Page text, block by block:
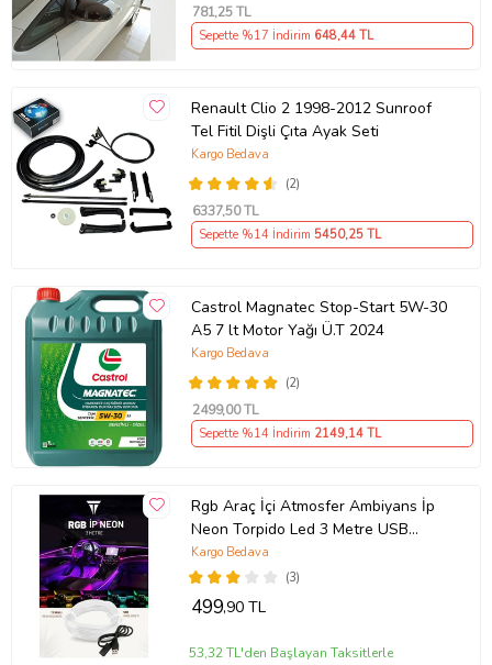
781,25 TL
Sepette %17 İndirim 648,44 TL
Renault Clio 2 1998-2012 Sunroof
Tel Fitil Dişli Çıta Ayak Seti
(2)
Kargo Bedava
6337,50 TL
Sepette %14 İndirim 5450,25 TL
Castrol Magnatec Stop-Start 5W-30
A5 7 lt Motor Yağı Ü.T 2024
(2)
Kargo Bedava
2499,00 TL
Sepette %14 İndirim 2149,14 TL
Rgb Araç İçi Atmosfer Ambiyans İp
Neon Torpido Led 3 Metre USB
Girişli
(3)
Kargo Bedava
499,90 TL
53,32 TL'den Başlayan Taksitlerle